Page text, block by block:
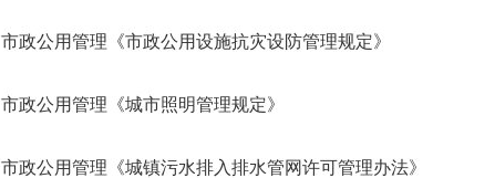
市政公用管理《市政公用设施抗灾设防管理规定》
市政公用管理《城市照明管理规定》
市政公用管理《城镇污水排入排水管网许可管理办法》